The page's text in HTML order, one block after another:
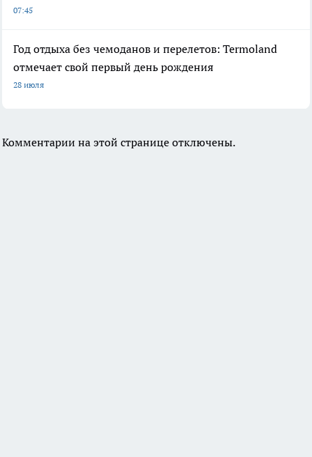
07:45
Год отдыха без чемоданов и перелетов: Termoland
отмечает свой первый день рождения
28 июля
Комментарии на этой странице отключены.